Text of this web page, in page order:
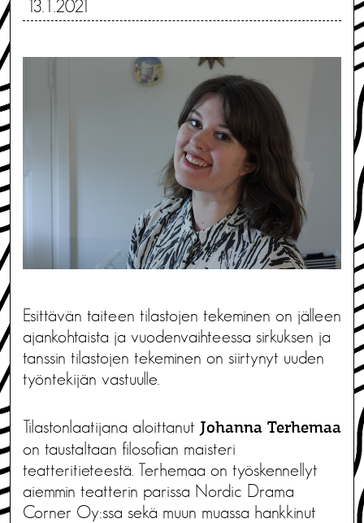
13.1.2021
Esittävän taiteen tilastojen tekeminen on jälleen
ajankohtaista ja vuodenvaihteessa sirkuksen ja
tanssin tilastojen tekeminen on siirtynyt uuden
työntekijän vastuulle.
Tilastonlaatijana aloittanut Johanna Terhemaa
on taustaltaan filosofian maisteri
teatteritieteestä. Terhemaa on työskennellyt
aiemmin teatterin parissa Nordic Drama
Corner Oy:ssa sekä muun muassa hankkinut